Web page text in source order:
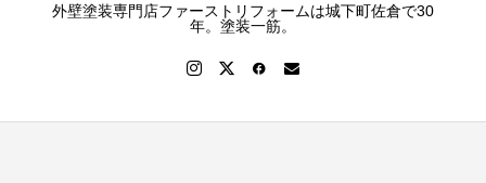
外壁塗装専門店ファーストリフォームは城下町佐倉で30
年。塗装一筋。